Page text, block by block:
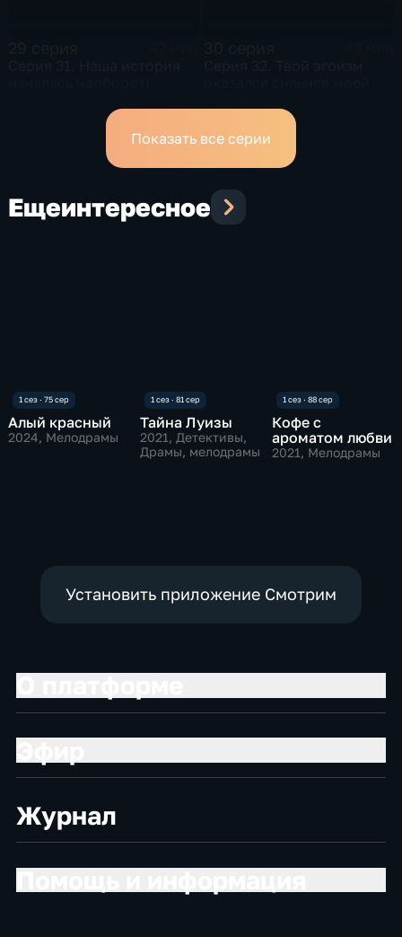
Показать все серии
Ещеинтересное
Алый красный
2024, Мелодрамы
Тайна Луизы
2021, Детективы,
Драмы, мелодрамы
Кофе с
ароматом любви
2021, Мелодрамы
Установить приложение Смотрим
Журнал